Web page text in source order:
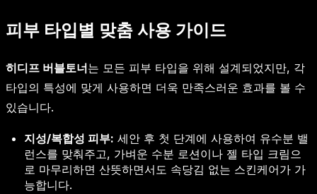
피부 타입별 맞춤 사용 가이드
히디프 버블토너는 모든 피부 타입을 위해 설계되었지만, 각
타입의 특성에 맞게 사용하면 더욱 만족스러운 효과를 볼 수
있습니다.
지성/복합성 피부: 세안 후 첫 단계에 사용하여 유수분 밸
런스를 맞춰주고, 가벼운 수분 로션이나 젤 타입 크림으
로 마무리하면 산뜻하면서도 속당김 없는 스킨케어가 가
능합니다.